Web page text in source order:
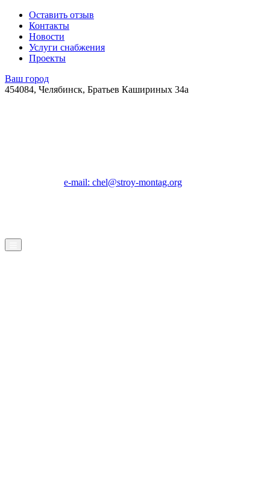
Оставить отзыв
Контакты
Новости
Услуги снабжения
Проекты
Ваш город
454084, Челябинск, Братьев Кашириных 34а
e-mail: chel@stroy-montag.org
ГК "Строй-Монтаж"
Строительство, ремонт и благоустройство под ключ в
Челябинске